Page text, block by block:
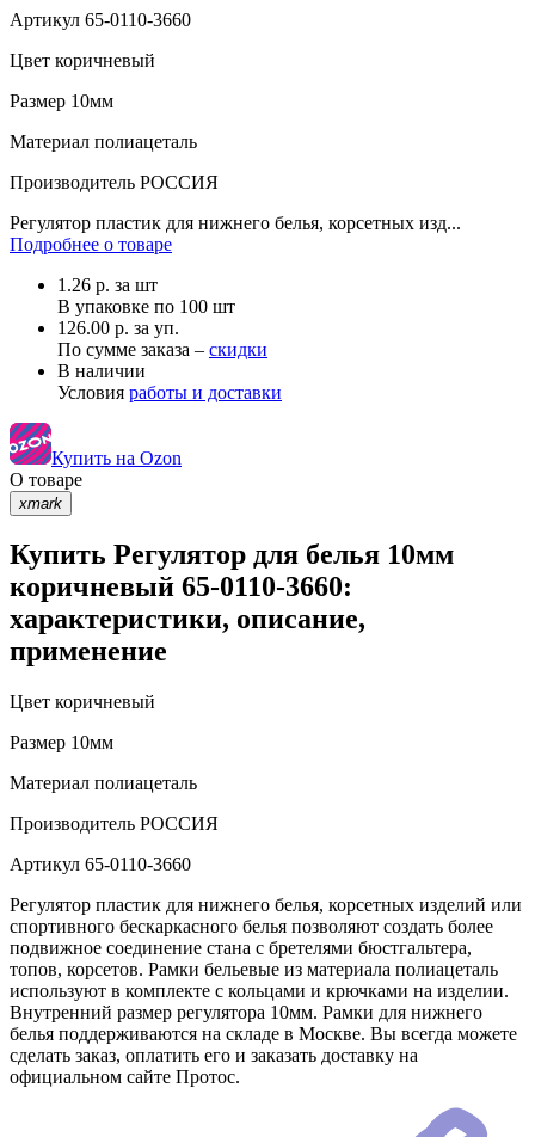
Артикул 65-0110-3660
Цвет коричневый
Размер 10мм
Материал полиацеталь
Производитель РОССИЯ
Регулятор пластик для нижнего белья, корсетных изд...
Подробнее о товаре
1.26 р. за шт
В упаковке по 100 шт
126.00 р. за уп.
По сумме заказа – скидки
В наличии
Условия работы и доставки
Купить на Ozon
О товаре
xmark
Купить Регулятор для белья 10мм
коричневый 65-0110-3660:
характеристики, описание,
применение
Цвет коричневый
Размер 10мм
Материал полиацеталь
Производитель РОССИЯ
Артикул 65-0110-3660
Регулятор пластик для нижнего белья, корсетных изделий или
спортивного бескаркасного белья позволяют создать более
подвижное соединение стана с бретелями бюстгальтера,
топов, корсетов. Рамки бельевые из материала полиацеталь
используют в комплекте с кольцами и крючками на изделии.
Внутренний размер регулятора 10мм. Рамки для нижнего
белья поддерживаются на складе в Москве. Вы всегда можете
сделать заказ, оплатить его и заказать доставку на
официальном сайте Протос.